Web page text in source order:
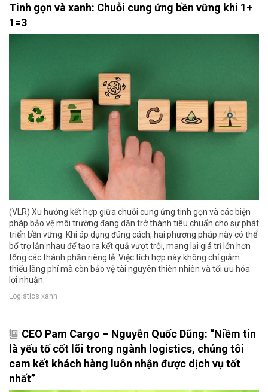
Tinh gọn và xanh: Chuỗi cung ứng bền vững khi 1+
1=3
(VLR) Xu hướng kết hợp giữa chuỗi cung ứng tinh gọn và các biện
pháp bảo vệ môi trường đang dần trở thành tiêu chuẩn cho sự phát
triển bền vững. Khi áp dụng đúng cách, hai phương pháp này có thể
bổ trợ lẫn nhau để tạo ra kết quả vượt trội, mang lại giá trị lớn hơn
tổng các thành phần riêng lẻ. Việc tích hợp này không chỉ giảm
thiểu lãng phí mà còn bảo vệ tài nguyên thiên nhiên và tối ưu hóa
lợi nhuận.
Logistics xanh
CEO Pam Cargo – Nguyễn Quốc Dũng: “Niềm tin
là yếu tố cốt lõi trong ngành logistics, chúng tôi
cam kết khách hàng luôn nhận được dịch vụ tốt
nhất”